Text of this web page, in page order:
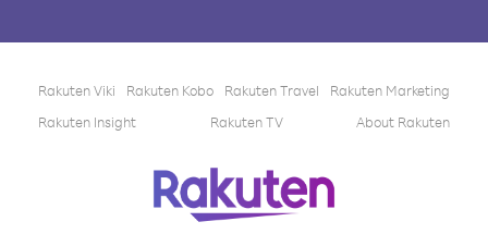
Rakuten Viki Rakuten Kobo Rakuten Travel
Rakuten Marketing
Rakuten Insight
Rakuten TV About Rakuten